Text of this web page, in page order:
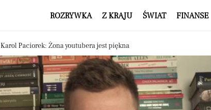
ROZRYWKA Z KRAJU ŚWIAT FINANSE
Karol Paciorek: Żona youtubera jest piękna